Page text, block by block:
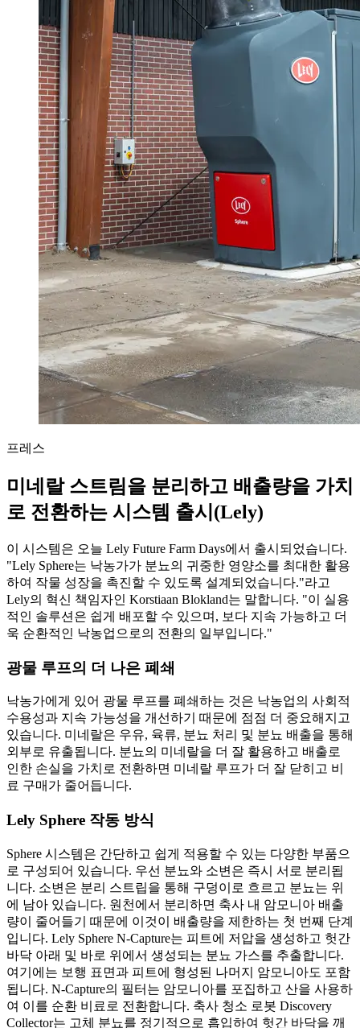
프레스
미네랄 스트림을 분리하고 배출량을 가치
로 전환하는 시스템 출시(Lely)
이 시스템은 오늘 Lely Future Farm Days에서 출시되었습니다.
"Lely Sphere는 낙농가가 분뇨의 귀중한 영양소를 최대한 활용
하여 작물 성장을 촉진할 수 있도록 설계되었습니다."라고
Lely의 혁신 책임자인 Korstiaan Blokland는 말합니다. "이 실용
적인 솔루션은 쉽게 배포할 수 있으며, 보다 지속 가능하고 더
욱 순환적인 낙농업으로의 전환의 일부입니다."
광물 루프의 더 나은 폐쇄
낙농가에게 있어 광물 루프를 폐쇄하는 것은 낙농업의 사회적
수용성과 지속 가능성을 개선하기 때문에 점점 더 중요해지고
있습니다. 미네랄은 우유, 육류, 분뇨 처리 및 분뇨 배출을 통해
외부로 유출됩니다. 분뇨의 미네랄을 더 잘 활용하고 배출로
인한 손실을 가치로 전환하면 미네랄 루프가 더 잘 닫히고 비
료 구매가 줄어듭니다.
Lely Sphere 작동 방식
Sphere 시스템은 간단하고 쉽게 적용할 수 있는 다양한 부품으
로 구성되어 있습니다. 우선 분뇨와 소변은 즉시 서로 분리됩
니다. 소변은 분리 스트립을 통해 구덩이로 흐르고 분뇨는 위
에 남아 있습니다. 원천에서 분리하면 축사 내 암모니아 배출
량이 줄어들기 때문에 이것이 배출량을 제한하는 첫 번째 단계
입니다. Lely Sphere N-Capture는 피트에 저압을 생성하고 헛간
바닥 아래 및 바로 위에서 생성되는 분뇨 가스를 추출합니다.
여기에는 보행 표면과 피트에 형성된 나머지 암모니아도 포함
됩니다. N-Capture의 필터는 암모니아를 포집하고 산을 사용하
여 이를 순환 비료로 전환합니다. 축사 청소 로봇 Discovery
Collector는 고체 분뇨를 정기적으로 흡입하여 헛간 바닥을 깨